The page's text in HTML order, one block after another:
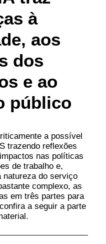
à
aos
dos
e ao
público
a possível
trazendo reflexões
nas políticas
de trabalho e,
natureza do serviço
complexo, as
em três partes para
a seguir a parte